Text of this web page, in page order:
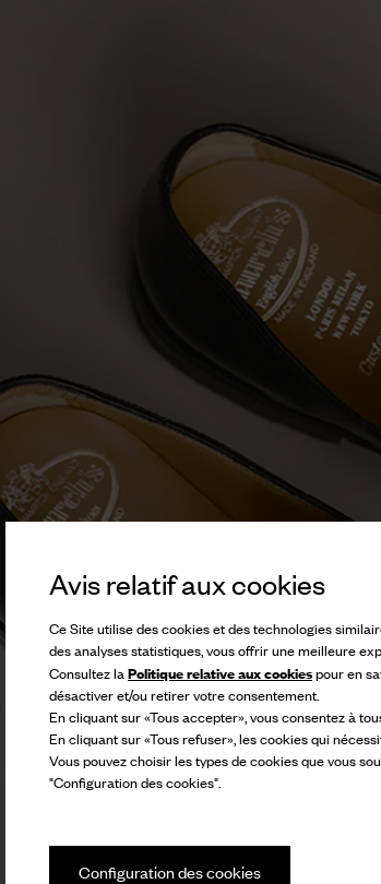
Avis relatif aux cookies
Ce Site utilise des cookies et des technologies
des analyses statistiques, vous offrir une meilleure
Consultez la Politique relative aux cookiespour en
désactiver et/ou retirer votre consentement.
En cliquant sur «Tous accepter», vous consentez à
En cliquant sur «Tous refuser», les cookies qui
Vous pouvez choisir les types de cookies que vous
"Configuration des cookies".
Configuration des cookies